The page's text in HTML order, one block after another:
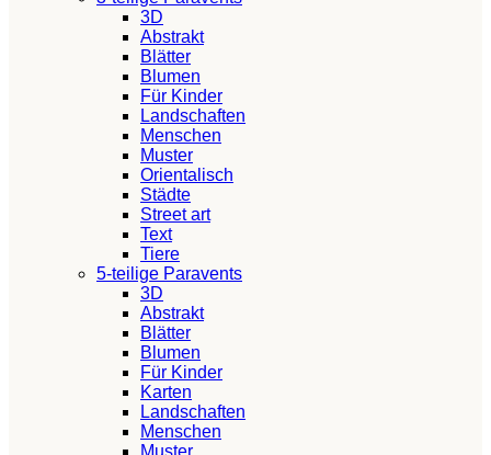
3D
Abstrakt
Blätter
Blumen
Für Kinder
Landschaften
Menschen
Muster
Orientalisch
Städte
Street art
Text
Tiere
5-teilige Paravents
3D
Abstrakt
Blätter
Blumen
Für Kinder
Karten
Landschaften
Menschen
Muster